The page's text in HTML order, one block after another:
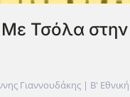
Τσόλα
Γιαννουδάκης | Β' Εθνική